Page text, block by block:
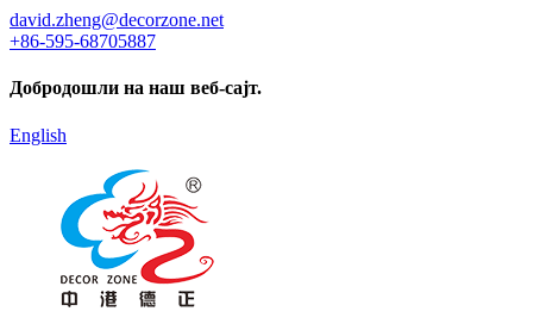
david.zheng@decorzone.net
+86-595-68705887
Добродошли на наш веб-сајт.
English